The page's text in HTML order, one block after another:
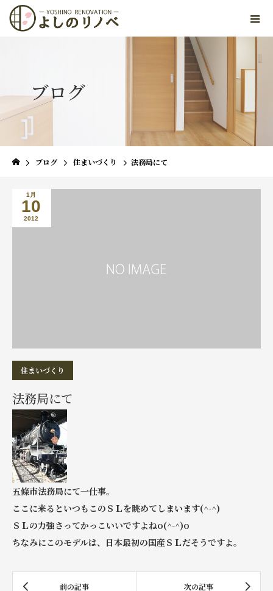
ブログ
ブログ 住まいづくり 法務局にて
1月
10
2012
住まいづくり
法務局にて
五條市法務局にて一仕事。
ここに来るといつもこのＳＬを眺めてしまいます(^-^)
ＳＬの力強さってかっこいいですよねo(^-^)o
ちなみにこのモデルは、日本最初の国産ＳＬだそうですよ。